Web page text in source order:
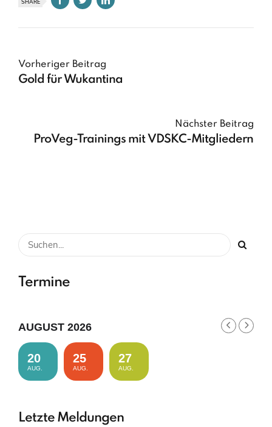
SHARE
Vorheriger Beitrag
Gold für Wukantina
Nächster Beitrag
ProVeg-Trainings mit VDSKC-Mitgliedern
Termine
AUGUST 2026
20
AUG.
25
AUG.
27
AUG.
Letzte Meldungen